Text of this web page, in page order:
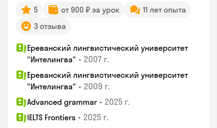
5 от 900 ₽ за урок
11 лет опыта
3 отзыва
Ереванский лингвистический университет
"Интелингва" • 2007 г.
Ереванский лингвистический университет
"Интелингва" • 2009 г.
Advanced grammar • 2025 г.
IELTS Frontiers • 2025 г.